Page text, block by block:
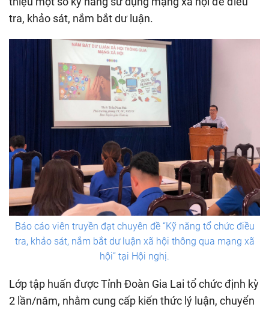
tra, khảo sát, nắm bắt dư luận.
Báo cáo viên truyền đạt chuyên đề “Kỹ năng tổ chức điều
tra, khảo sát, nắm bắt dư luận xã hội thông qua mạng xã
hội” tại Hội nghị.
Lớp tập huấn được Tỉnh Đoàn Gia Lai tổ chức định kỳ
2 lần/năm, nhằm cung cấp kiến thức lý luận, chuyển